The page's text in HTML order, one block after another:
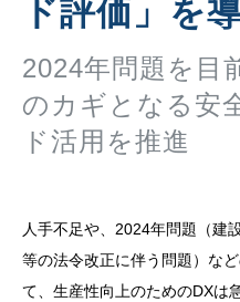
セ
活用事例｜クラ
ド評価」を
2024年問題を目
のカギとなる安
ド活用を推進
人手不足や、2024年問題（建
等の法令改正に伴う問題）な
て、生産性向上のためのDXは